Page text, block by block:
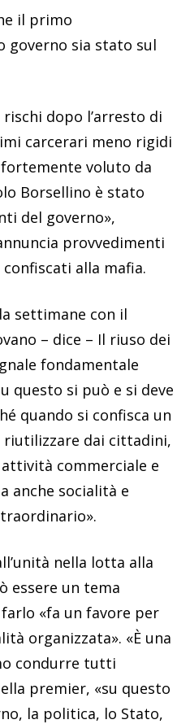
il primo
governo sia stato sul
dopo l’arresto di
carcerari meno rigidi
voluto da
Borsellino è stato
del governo»,
provvedimenti
alla mafia.
settimane con il
– dice – Il riuso dei
fondamentale
questo si può e si deve
quando si confisca un
riutilizzare dai cittadini,
commerciale e
anche socialità e
nella lotta alla
essere un tema
«fa un favore per
organizzata». «È una
condurre tutti
premier, «su questo
la politica, lo Stato,